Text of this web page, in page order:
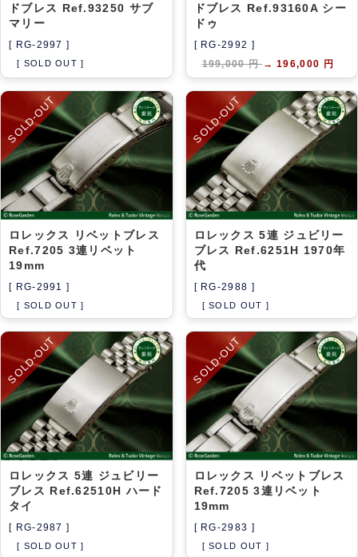
ドブレス Ref.93250 サブ
マリー
[ RG-2997 ]
[ SOLD OUT ]
ドブレス Ref.93160A シー
ドゥ
[ RG-2992 ]
199,000 円→ 196,000 円
SOLD-OUT
ロレックス リベットブレス
Ref.7205 3連リベット
19mm
[ RG-2991 ]
[ SOLD OUT ]
SOLD-OUT
ロレックス 5連 ジュビリー
ブレス Ref.6251H 1970年
代
[ RG-2988 ]
[ SOLD OUT ]
SOLD-OUT
ロレックス 5連 ジュビリー
ブレス Ref.62510H ハード
タイ
[ RG-2987 ]
[ SOLD OUT ]
SOLD-OUT
ロレックス リベットブレス
Ref.7205 3連リベット
19mm
[ RG-2983 ]
[ SOLD OUT ]